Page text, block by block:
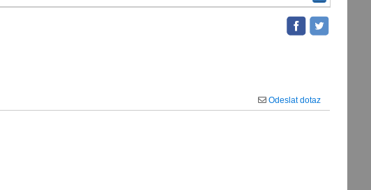
Odeslat dotaz